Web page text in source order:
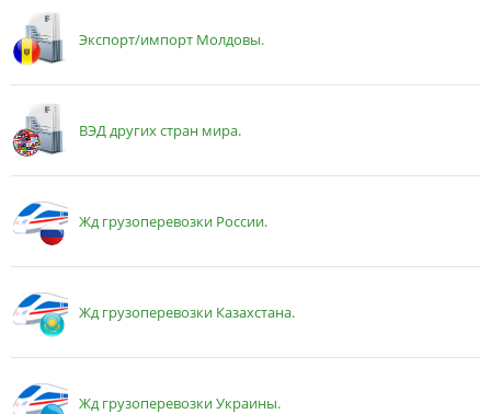
Экспорт/импорт Молдовы.
ВЭД других стран мира.
Жд грузоперевозки России.
Жд грузоперевозки Казахстана.
Жд грузоперевозки Украины.